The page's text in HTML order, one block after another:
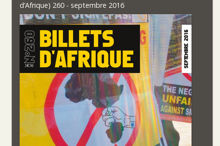
d’Afrique) 260 - septembre 2016